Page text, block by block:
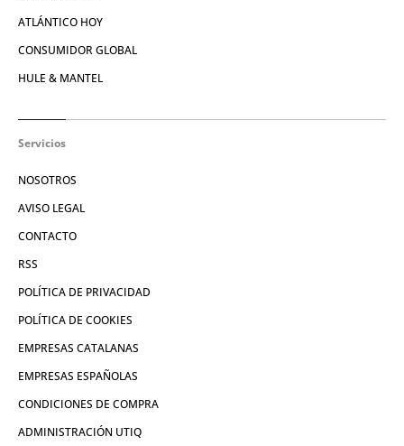
ATLÁNTICO HOY
CONSUMIDOR GLOBAL
HULE & MANTEL
Servicios
NOSOTROS
AVISO LEGAL
CONTACTO
RSS
POLÍTICA DE PRIVACIDAD
POLÍTICA DE COOKIES
EMPRESAS CATALANAS
EMPRESAS ESPAÑOLAS
CONDICIONES DE COMPRA
ADMINISTRACIÓN UTIQ